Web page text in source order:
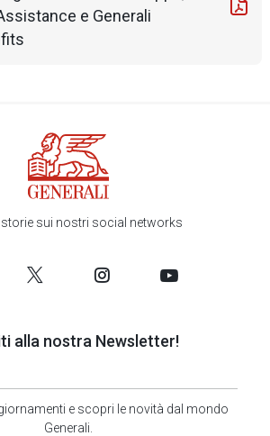
e Generali
storie sui nostri social networks
alla nostra Newsletter!
e scopri le novità dal mondo
Generali.